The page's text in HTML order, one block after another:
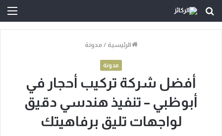
بحث
الرئيسية / مدونة
مدونة
أفضل شركة تركيب أحجار في
أبوظبي – تنفيذ هندسي دقيق
لواجهات تليق برفاهيتك